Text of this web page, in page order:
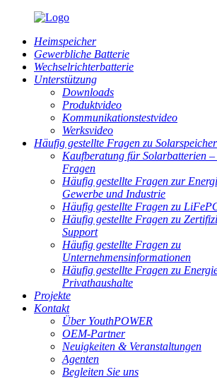
Heimspeicher
Gewerbliche Batterie
Wechselrichterbatterie
Unterstützung
Downloads
Produktvideo
Kommunikationstestvideo
Werksvideo
Häufig gestellte Fragen zu
Kaufberatung für Solarbatterien
Fragen
Häufig gestellte Fragen zur
Gewerbe und Industrie
Häufig gestellte Fragen zu
Häufig gestellte Fragen zu
Support
Häufig gestellte Fragen zu
Unternehmensinformationen
Häufig gestellte Fragen zu
Privathaushalte
Projekte
Kontakt
Über YouthPOWER
OEM-Partner
Neuigkeiten & Veranstaltungen
Agenten
Begleiten Sie uns